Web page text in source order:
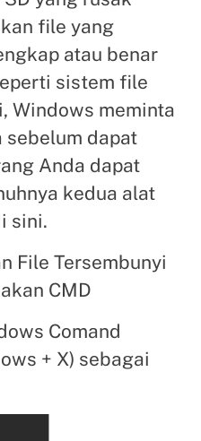
file yang
atau benar
sistem file
Windows meminta
sebelum dapat
Anda dapat
kedua alat
sini.
File Tersembunyi
CMD
Comand
+ X) sebagai